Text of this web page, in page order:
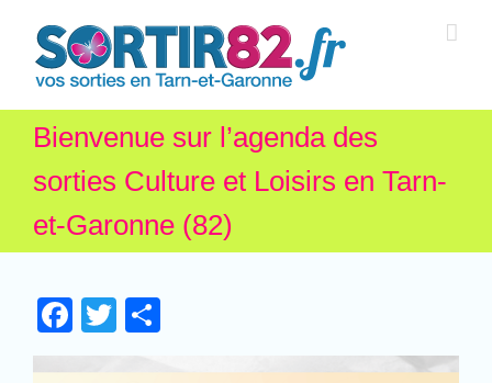
Bienvenue sur l’agenda des
sorties Culture et Loisirs en Tarn-
et-Garonne (82)
Facebook
Twitter